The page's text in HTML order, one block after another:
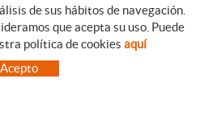
GUIA DE COMPRA
CONDICIONES DE COMPRA
PAGO
de sus hábitos de navegación.
que acepta su uso. Puede
política de cookies aquí
Acepto